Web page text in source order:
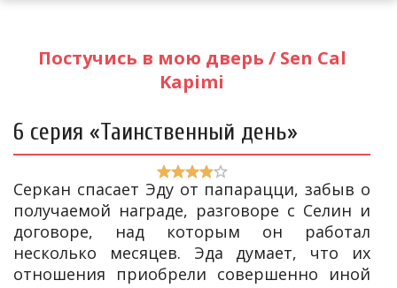
Постучись в мою дверь / Sen Cal
Kapimi
6 серия «Таинственный день»
Серкан спасает Эду от папарацци, забыв о
получаемой награде, разговоре с Селин и
договоре, над которым он работал
несколько месяцев. Эда думает, что их
отношения приобрели совершенно иной